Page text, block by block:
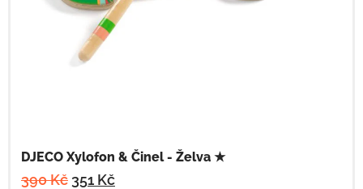
DJECO Xylofon & Činel - Želva ★
390Kč 351 Kč